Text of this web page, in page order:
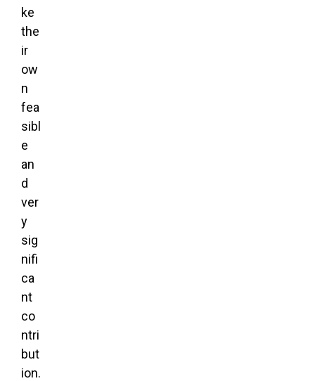
ke
the
ir
ow
n
fea
sibl
e
an
d
ver
y
sig
nifi
ca
nt
co
ntri
but
ion.